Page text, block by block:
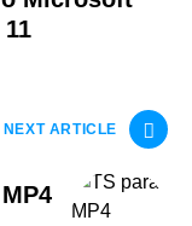
NEXT ARTICLE